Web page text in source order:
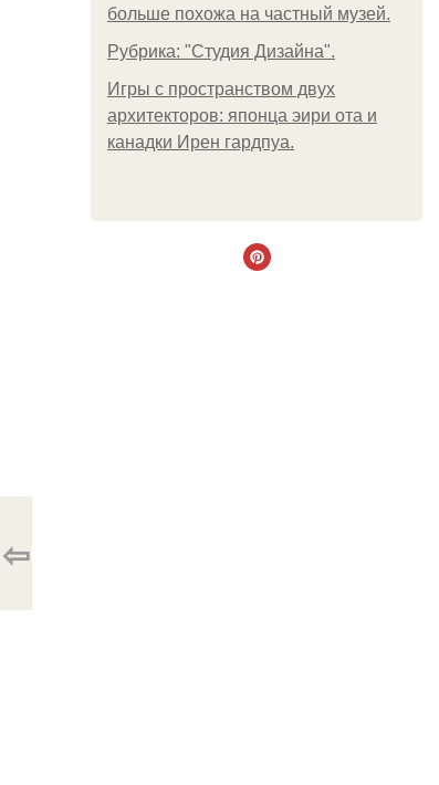
больше похожа на частный музей.
Рубрика: "Студия Дизайна".
Игры с пространством двух
архитекторов: японца эири ота и
канадки Ирен гардпуа.
⇦